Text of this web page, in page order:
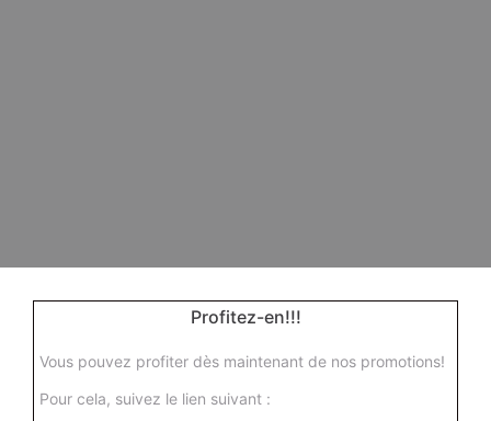
Profitez-en!!!
Vous pouvez profiter dès maintenant de nos promotions!
Pour cela, suivez le lien suivant :